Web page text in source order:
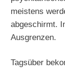
meistens
abgeschirmt.
Ausgrenzen.
Tagsüber